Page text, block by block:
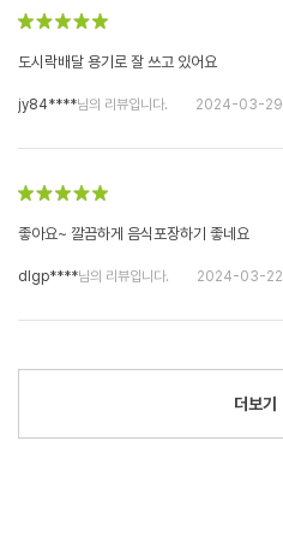
도시락배달 용기로 잘 쓰고 있어요
jy84****님의 리뷰입니다. 2024-03-29
좋아요~ 깔끔하게 음식포장하기 좋네요
dlgp****님의 리뷰입니다. 2024-03-22
더보기